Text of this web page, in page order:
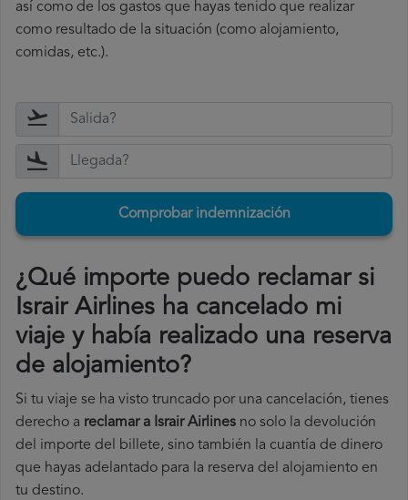
así como de los gastos que hayas tenido que realizar
como resultado de la situación (como alojamiento,
comidas, etc.).
Comprobar indemnización
¿Qué importe puedo reclamar si
Israir Airlines ha cancelado mi
viaje y había realizado una reserva
de alojamiento?
Si tu viaje se ha visto truncado por una cancelación, tienes
derecho a reclamar a Israir Airlines no solo la devolución
del importe del billete, sino también la cuantía de dinero
que hayas adelantado para la reserva del alojamiento en
tu destino.